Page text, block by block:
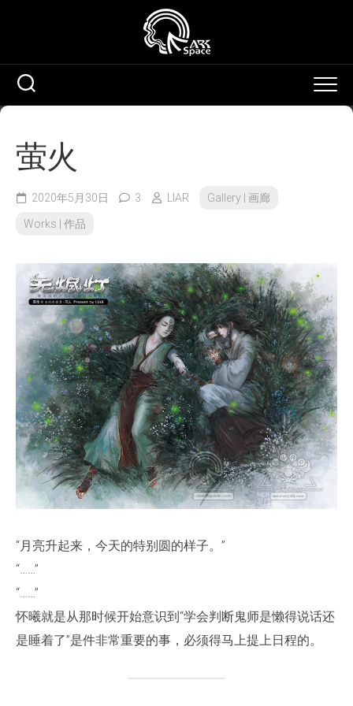
萤火
2020年5月30日 3 LIAR Gallery | 画廊
Works | 作品
“月亮升起来，今天的特别圆的样子。”
“……”
“……”
怀曦就是从那时候开始意识到“学会判断鬼师是懒得说话还
是睡着了”是件非常重要的事，必须得马上提上日程的。